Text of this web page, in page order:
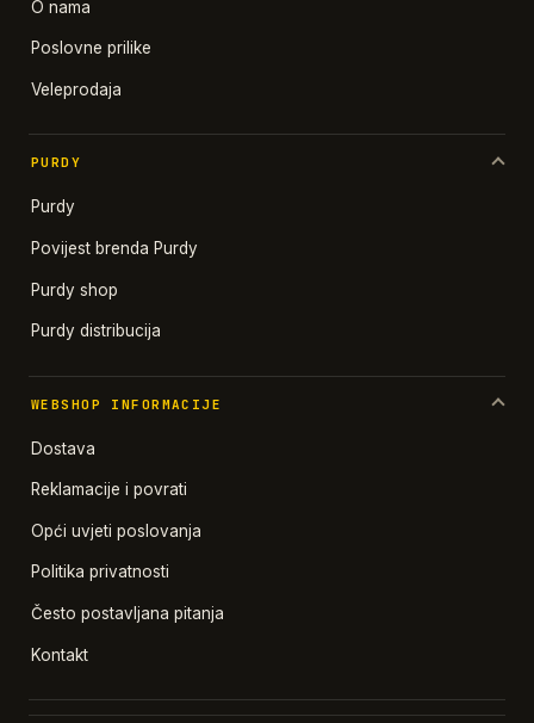
O nama
Poslovne prilike
Veleprodaja
PURDY
Purdy
Povijest brenda Purdy
Purdy shop
Purdy distribucija
WEBSHOP INFORMACIJE
Dostava
Reklamacije i povrati
Opći uvjeti poslovanja
Politika privatnosti
Često postavljana pitanja
Kontakt